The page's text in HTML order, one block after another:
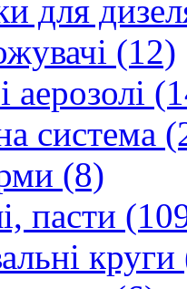
для
(12)
аерозолі
система
(8)
пасти